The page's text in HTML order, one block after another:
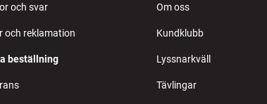
och svar
och reklamation
beställning
Om oss
Kundklubb
Lyssnarkväll
Tävlingar